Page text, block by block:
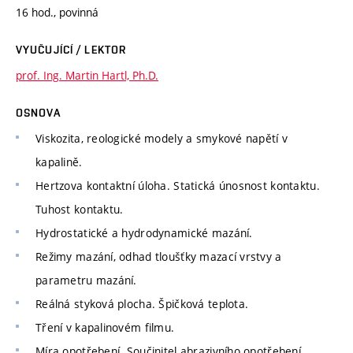
16 hod., povinná
VYUČUJÍCÍ / LEKTOR
prof. Ing. Martin Hartl, Ph.D.
OSNOVA
Viskozita, reologické modely a smykové napětí v
kapalině.
Hertzova kontaktní úloha. Statická únosnost kontaktu.
Tuhost kontaktu.
Hydrostatické a hydrodynamické mazání.
Režimy mazání, odhad tloušťky mazací vrstvy a
parametru mazání.
Reálná styková plocha. Špičková teplota.
Tření v kapalinovém filmu.